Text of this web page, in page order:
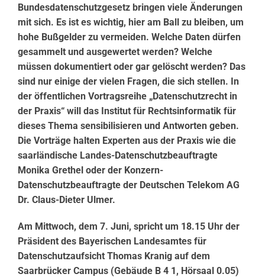
Bundesdatenschutzgesetz bringen viele Änderungen
mit sich. Es ist es wichtig, hier am Ball zu bleiben, um
hohe Bußgelder zu vermeiden. Welche Daten dürfen
gesammelt und ausgewertet werden? Welche
müssen dokumentiert oder gar gelöscht werden? Das
sind nur einige der vielen Fragen, die sich stellen. In
der öffentlichen Vortragsreihe „Datenschutzrecht in
der Praxis“ will das Institut für Rechtsinformatik für
dieses Thema sensibilisieren und Antworten geben.
Die Vorträge halten Experten aus der Praxis wie die
saarländische Landes-Datenschutzbeauftragte
Monika Grethel oder der Konzern-
Datenschutzbeauftragte der Deutschen Telekom AG
Dr. Claus-Dieter Ulmer.
Am Mittwoch, dem 7. Juni, spricht um 18.15 Uhr der
Präsident des Bayerischen Landesamtes für
Datenschutzaufsicht Thomas Kranig auf dem
Saarbrücker Campus (Gebäude B 4 1, Hörsaal 0.05)